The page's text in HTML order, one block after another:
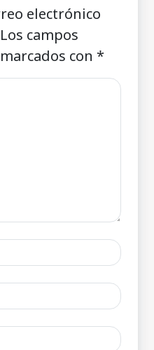
electrónico
Los campos
con *